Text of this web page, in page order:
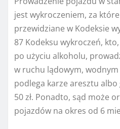
jest wykroczeniem, za
przewidziane w Kodeksie
87 Kodeksu wykroczeń,
po użyciu alkoholu,
w ruchu lądowym,
podlega karze aresztu
50 zł. Ponadto, sąd może
pojazdów na okres od 6